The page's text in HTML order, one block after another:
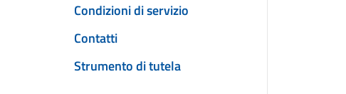
Condizioni di servizio
Contatti
Strumento di tutela